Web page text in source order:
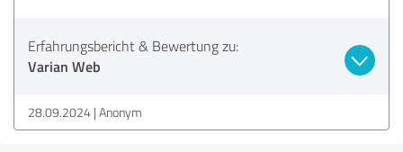
Erfahrungsbericht & Bewertung zu:
Varian Web
28.09.2024 Anonym